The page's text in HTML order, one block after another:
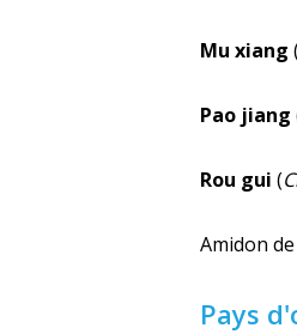
Mu xiang
Pao jiang
Rou gui (
Amidon
Pays